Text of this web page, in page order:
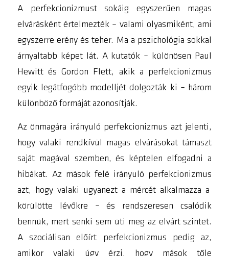
A perfekcionizmust sokáig egyszerűen magas
elvárásként értelmezték – valami olyasmiként, ami
egyszerre erény és teher. Ma a pszichológia sokkal
árnyaltabb képet lát. A kutatók – különösen Paul
Hewitt és Gordon Flett, akik a perfekcionizmus
egyik legátfogóbb modelljét dolgozták ki – három
különböző formáját azonosítják.
Azönmagára irányuló perfekcionizmus azt jelenti,
hogy valaki rendkívül magas elvárásokat támaszt
saját magával szemben, és képtelen elfogadni a
hibákat. Az mások felé irányuló perfekcionizmus
azt, hogy valaki ugyanezt a mércét alkalmazza a
körülötte lévőkre – és rendszeresen csalódik
bennük, mert senki sem üti meg az elvárt szintet.
A szociálisan előírt perfekcionizmus pedig az,
amikor valaki úgy érzi, hogy mások tőle